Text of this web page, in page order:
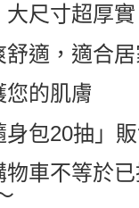
尺寸超厚
適，適合
您的肌膚
包20抽」
車不等於